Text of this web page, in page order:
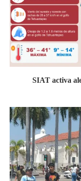
SIAT activa